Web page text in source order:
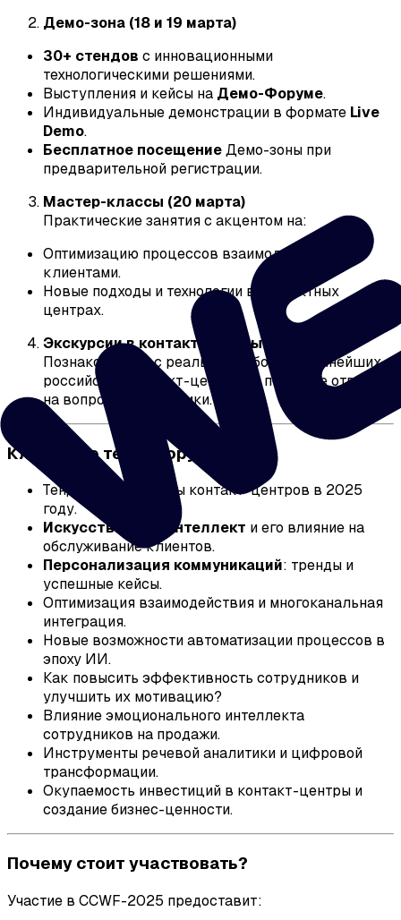
Демо-зона (18 и 19 марта)
30+ стендов с инновационными
технологическими решениями.
Выступления и кейсы на Демо-Форуме.
Индивидуальные демонстрации в формате Live
Demo.
Бесплатное посещениеДемо-зоны при
предварительной регистрации.
Мастер-классы (20 марта)
Практические занятия с акцентом на:
Оптимизацию процессов взаимодействия с
клиентами.
Новые подходы и технологии в контактных
центрах.
Экскурсии в контакт-центры (20 марта)
Познакомьтесь с реальной работой крупнейших
российских контакт-центров и получите ответы
на вопросы из практики.
Ключевые темы форума
Тенденции и вызовы контакт-центров в 2025
году.
Искусственный интеллект и его влияние на
обслуживание клиентов.
Персонализация коммуникаций: тренды и
успешные кейсы.
Оптимизация взаимодействия и многоканальная
интеграция.
Новые возможности автоматизации процессов в
эпоху ИИ.
Как повысить эффективность сотрудников и
улучшить их мотивацию?
Влияние эмоционального интеллекта
сотрудников на продажи.
Инструменты речевой аналитики и цифровой
трансформации.
Окупаемость инвестиций в контакт-центры и
создание бизнес-ценности.
Почему стоит участвовать?
Участие в CCWF-2025 предоставит: